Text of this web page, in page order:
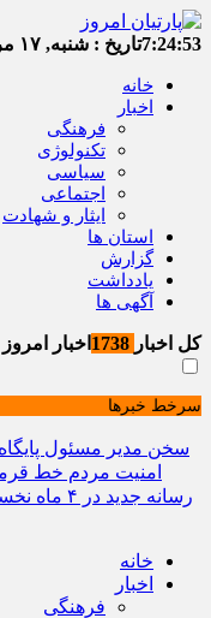
7:24:53تاریخ : شنبه, ۱۷ مرداد , ۱۴۰۵
خانه
اخبار
فرهنگی
تکنولوژی
سیاسی
اجتماعی
ایثار و شهادت
استان ها
گزارش
یادداشت
آگهی ها
کل اخبار اخبار
سرخط خبرها
سخن مدیر مسئول پایگاه
امنیت مردم خط قرمز پلیس است/ افزایش ۴۳ درصدی
رسانه جدید در ۴ ماه نخست سال
خانه
اخبار
فرهنگی